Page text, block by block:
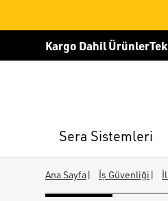
Kargo Dahil Ürünler
Sera Sistemleri
Ana Sayfa| İş Güvenliği |